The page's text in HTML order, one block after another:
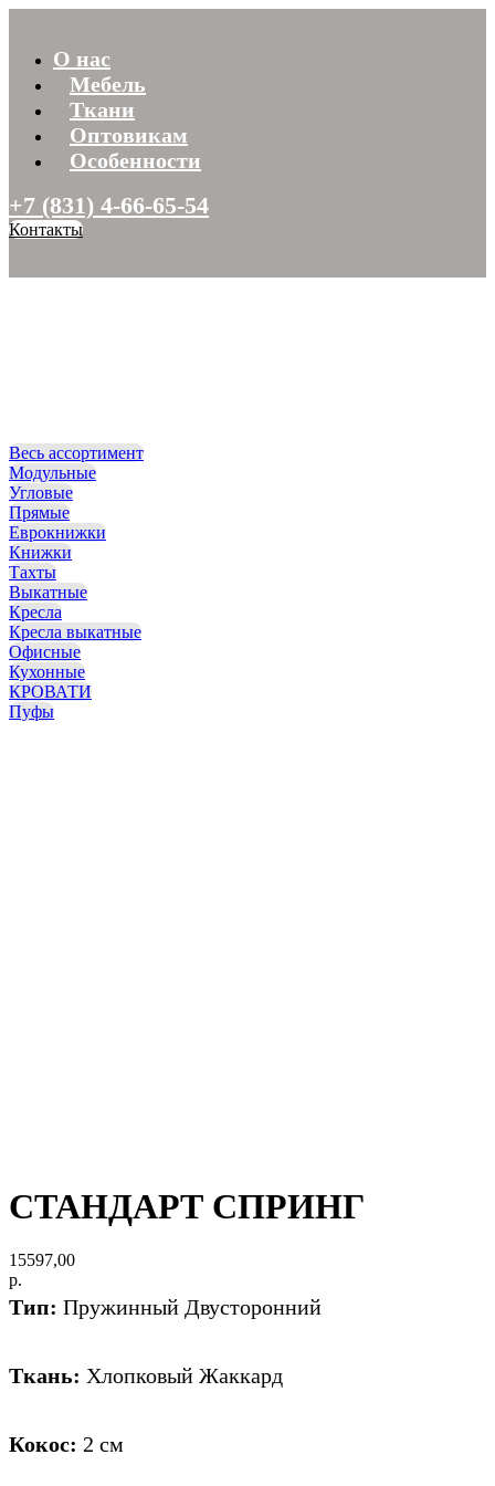
О нас
Мебель
Ткани
Оптовикам
Особенности
+7 (831) 4-66-65-54
Контакты
Весь ассортимент
Модульные
Угловые
Прямые
Еврокнижки
Книжки
Тахты
Выкатные
Кресла
Кресла выкатные
Офисные
Кухонные
КРОВАТИ
Пуфы
СТАНДАРТ СПРИНГ
15597,00
р.
Тип: Пружинный Двусторонний
Ткань: Хлопковый Жаккард
Кокос: 2 см